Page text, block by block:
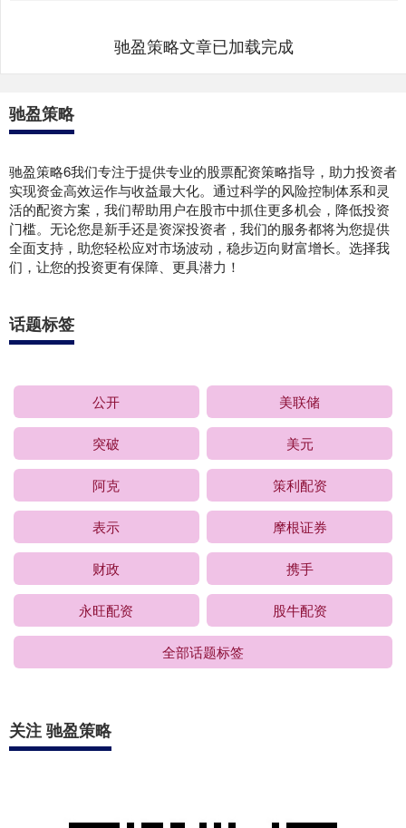
驰盈策略文章已加载完成
驰盈策略
驰盈策略6我们专注于提供专业的股票配资策略指导，助力投资者
实现资金高效运作与收益最大化。通过科学的风险控制体系和灵
活的配资方案，我们帮助用户在股市中抓住更多机会，降低投资
门槛。无论您是新手还是资深投资者，我们的服务都将为您提供
全面支持，助您轻松应对市场波动，稳步迈向财富增长。选择我
们，让您的投资更有保障、更具潜力！
话题标签
公开 美联储
突破 美元
阿克 策利配资
表示 摩根证券
财政 携手
永旺配资 股牛配资
全部话题标签
关注 驰盈策略